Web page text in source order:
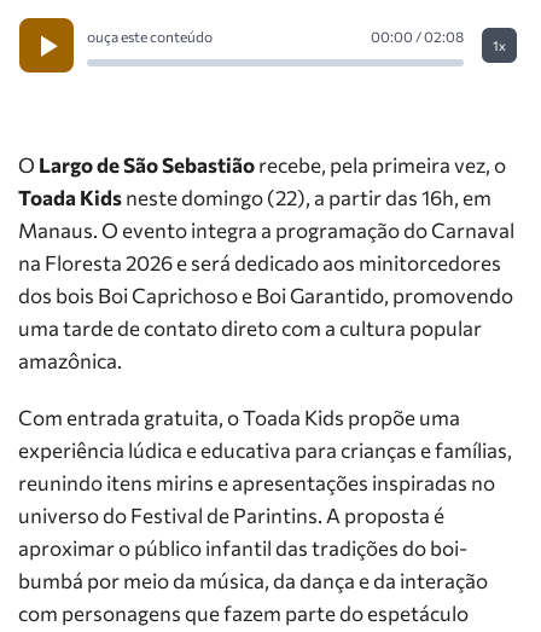
ouça este conteúdo 00:00 / 02:08
1x
O Largo de São Sebastiãorecebe, pela primeira vez, o
Toada Kidsneste domingo (22), a partir das 16h, em
Manaus. O evento integra a programação do Carnaval
na Floresta 2026 e será dedicado aos minitorcedores
dos bois Boi Caprichoso e Boi Garantido, promovendo
uma tarde de contato direto com a cultura popular
amazônica.
Com entrada gratuita, o Toada Kids propõe uma
experiência lúdica e educativa para crianças e famílias,
reunindo itens mirins e apresentações inspiradas no
universo do Festival de Parintins. A proposta é
aproximar o público infantil das tradições do boi-
bumbá por meio da música, da dança e da interação
com personagens que fazem parte do espetáculo